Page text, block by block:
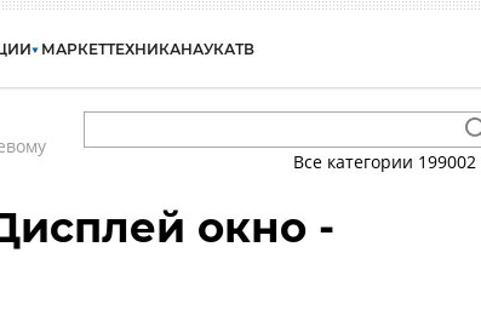
МАРКЕТТЕХНИКАНАУКАТВ
Все категории 199002
окно -